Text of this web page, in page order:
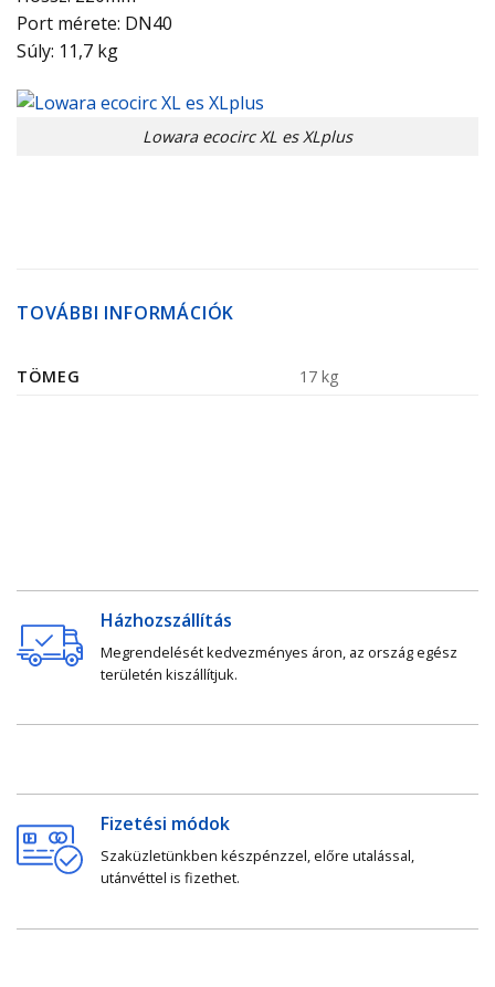
Port mérete: DN40
Súly: 11,7 kg
Lowara ecocirc XL es XLplus
TOVÁBBI INFORMÁCIÓK
TÖMEG 17 kg
Házhozszállítás
Megrendelését kedvezményes áron, az ország egész
területén kiszállítjuk.
Fizetési módok
Szaküzletünkben készpénzzel, előre utalással,
utánvéttel is fizethet.